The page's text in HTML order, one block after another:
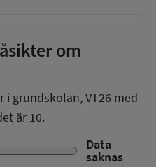
om
i grundskolan,VT26 med
är 10.
Data
saknas